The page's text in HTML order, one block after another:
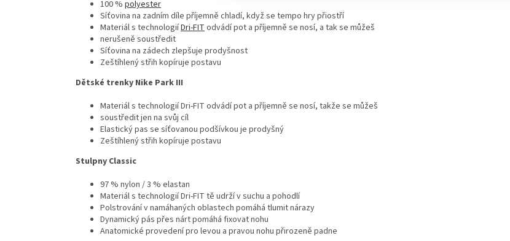
100 % polyester
Síťovina na zadním díle příjemně chladí, když se tempo hry přiostří
Materiál s technologiíDri-FITodvádí pot a příjemně se nosí, a tak se můžeš
nerušeně soustředit
Síťovina na zádech zlepšuje prodyšnost
Zeštíhlený střih kopíruje postavu
Dětské trenky Nike Park III
Materiál s technologií Dri-FIT odvádí pot a příjemně se nosí, takže se můžeš
soustředit jen na svůj cíl
Elastický pas se síťovanou podšívkou je prodyšný
Zeštíhlený střih kopíruje postavu
Stulpny Classic
97 % nylon / 3 % elastan
Materiál s technologií Dri-FIT tě udrží v suchu a pohodlí
Polstrování v namáhaných oblastech pomáhá tlumit nárazy
Dynamický pás přes nárt pomáhá fixovat nohu
Anatomické provedení pro levou a pravou nohu přirozeně padne